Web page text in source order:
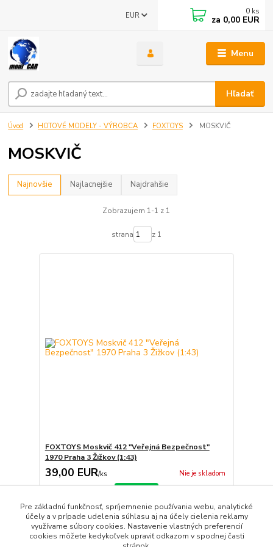
Menu
EUR
Hľadať
0 ks
za 0,00 EUR
Úvod HOTOVÉ MODELY - VÝROBCA FOXTOYS MOSKVIČ
MOSKVIČ
Najnovšie Najlacnejšie Najdrahšie
Zobrazujem 1-1 z 1
strana z 1
FOXTOYS Moskvič 412 "Veřejná Bezpečnost"
1970 Praha 3 Žižkov (1:43)
39,00 EUR/ks Nie je skladom
strana z 1
Pre základnú funkčnosť, spríjemnenie používania webu, analytické
účely a v prípade udelenia súhlasu aj na účely cielenia reklamy
využívame súbory cookies. Nastavenie vlastných preferencií
cookies môžete kedykoľvek upraviť odkazom v spodnej časti